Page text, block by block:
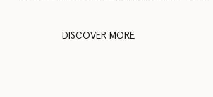
DISCOVER MORE